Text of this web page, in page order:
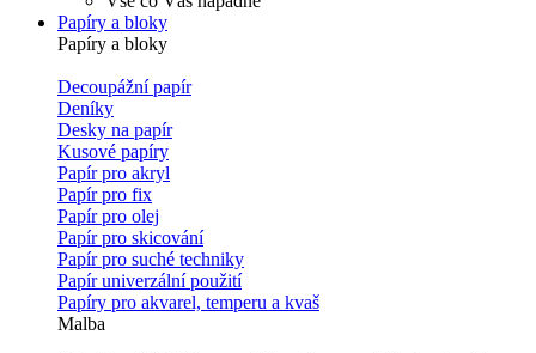
Papíry a bloky
Papíry a bloky
Decoupážní papír
Deníky
Desky na papír
Kusové papíry
Papír pro akryl
Papír pro fix
Papír pro olej
Papír pro skicování
Papír pro suché techniky
Papír univerzální použití
Papíry pro akvarel, temperu a kvaš
Malba